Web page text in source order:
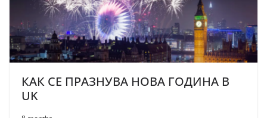
КАК СЕ ПРАЗНУВА НОВА ГОДИНА В
UK